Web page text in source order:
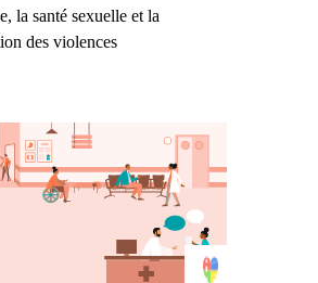
la santé sexuelle et la
des violences